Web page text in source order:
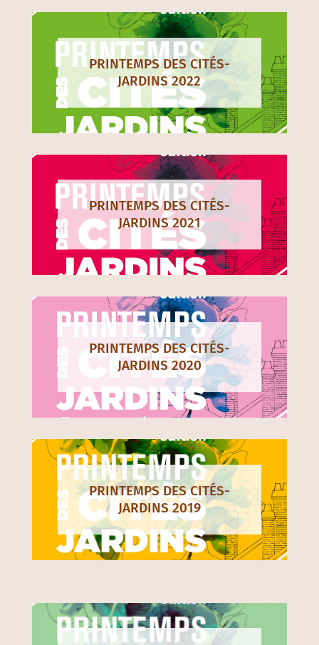
PRINTEMPS DES CITÉS-
JARDINS 2022
PRINTEMPS DES CITÉS-
JARDINS 2021
PRINTEMPS DES CITÉS-
JARDINS 2020
PRINTEMPS DES CITÉS-
JARDINS 2019